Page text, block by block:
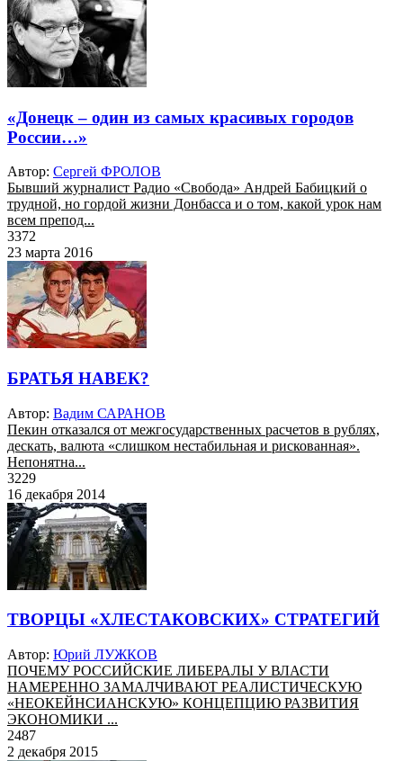
«Донецк – один из самых красивых городов
России…»
Автор: Сергей ФРОЛОВ
Бывший журналист Радио «Свобода» Андрей Бабицкий о
трудной, но гордой жизни Донбасса и о том, какой урок нам
всем препод...
3372
23 марта 2016
БРАТЬЯ НАВЕК?
Автор: Вадим САРАНОВ
Пекин отказался от межгосударственных расчетов в рублях,
дескать, валюта «слишком нестабильная и рискованная».
Непонятна...
3229
16 декабря 2014
ТВОРЦЫ «ХЛЕСТАКОВСКИХ» СТРАТЕГИЙ
Автор: Юрий ЛУЖКОВ
ПОЧЕМУ РОССИЙСКИЕ ЛИБЕРАЛЫ У ВЛАСТИ
НАМЕРЕННО ЗАМАЛЧИВАЮТ РЕАЛИСТИЧЕСКУЮ
«НЕОКЕЙНСИАНСКУЮ» КОНЦЕПЦИЮ РАЗВИТИЯ
ЭКОНОМИКИ ...
2487
2 декабря 2015